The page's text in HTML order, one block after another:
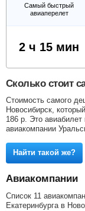
Самый быстрый
авиаперелет
2 ч 15 мин
Сколько стоит
Стоимость самого
Новосибирск,
186 р . Это
авиакомпании
Найти такой же?
Авиакомпании
Список 11
Екатеринбурга в